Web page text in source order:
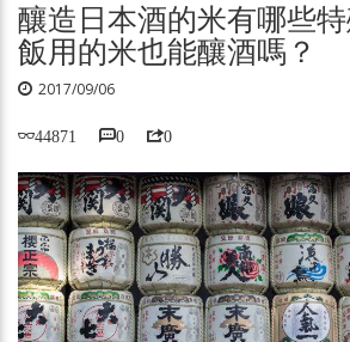
釀造日本酒的米有哪些
飯用的米也能釀酒嗎？
2017/09/06
44871 0 0